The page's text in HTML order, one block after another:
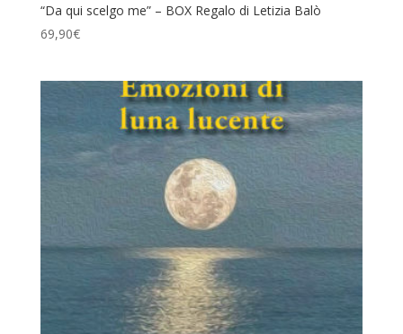
“Da qui scelgo me” – BOX Regalo di Letizia Balò
69,90€